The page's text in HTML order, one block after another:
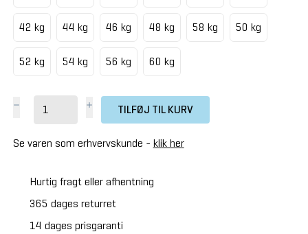
42 kg 44 kg 46 kg 48 kg 58 kg 50 kg
52 kg 54 kg 56 kg 60 kg
TILFØJ TIL KURV
Se varen som erhvervskunde - klik her
Hurtig fragt eller afhentning
365 dages returret
14 dages prisgaranti